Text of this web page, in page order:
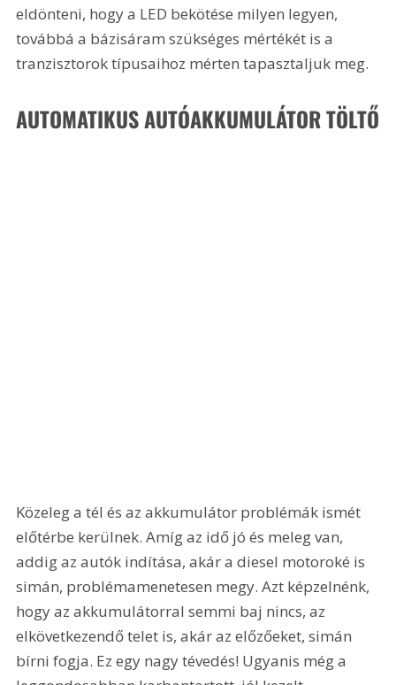
eldönteni, hogy a LED bekötése milyen legyen,
továbbá a bázisáram szükséges mértékét is a
tranzisztorok típusaihoz mérten tapasztaljuk meg.
AUTOMATIKUS AUTÓAKKUMULÁTOR TÖLTŐ
Közeleg a tél és az akkumulátor problémák ismét
előtérbe kerülnek. Amíg az idő jó és meleg van,
addig az autók indítása, akár a diesel motoroké is
simán, problémamenetesen megy. Azt képzelnénk,
hogy az akkumulátorral semmi baj nincs, az
elkövetkezendő telet is, akár az előzőeket, simán
bírni fogja. Ez egy nagy tévedés! Ugyanis még a